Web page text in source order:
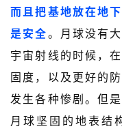
而且把基地放在地
是安全。月球没有
宇宙射线的时候，
固度，以及更好的
发生各种惨剧。但
月球坚固的地表结